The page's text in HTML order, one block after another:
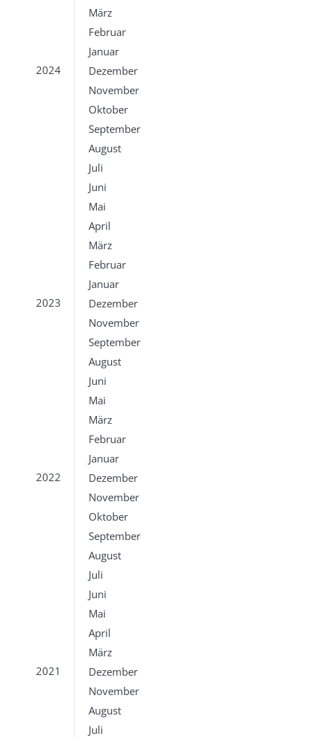
März
Februar
Januar
2024
Dezember
November
Oktober
September
August
Juli
Juni
Mai
April
März
Februar
Januar
2023
Dezember
November
September
August
Juni
Mai
März
Februar
Januar
2022
Dezember
November
Oktober
September
August
Juli
Juni
Mai
April
März
2021
Dezember
November
August
Juli